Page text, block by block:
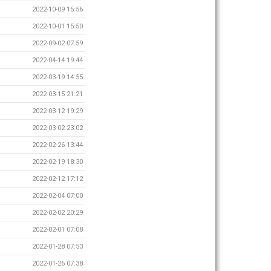
2022-10-09 15:56
2022-10-01 15:50
2022-09-02 07:59
2022-04-14 19:44
2022-03-19 14:55
2022-03-15 21:21
2022-03-12 19:29
2022-03-02 23:02
2022-02-26 13:44
2022-02-19 18:30
2022-02-12 17:12
2022-02-04 07:00
2022-02-02 20:29
2022-02-01 07:08
2022-01-28 07:53
2022-01-26 07:38